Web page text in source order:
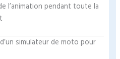
l’animation pendant toute la
simulateur de moto pour